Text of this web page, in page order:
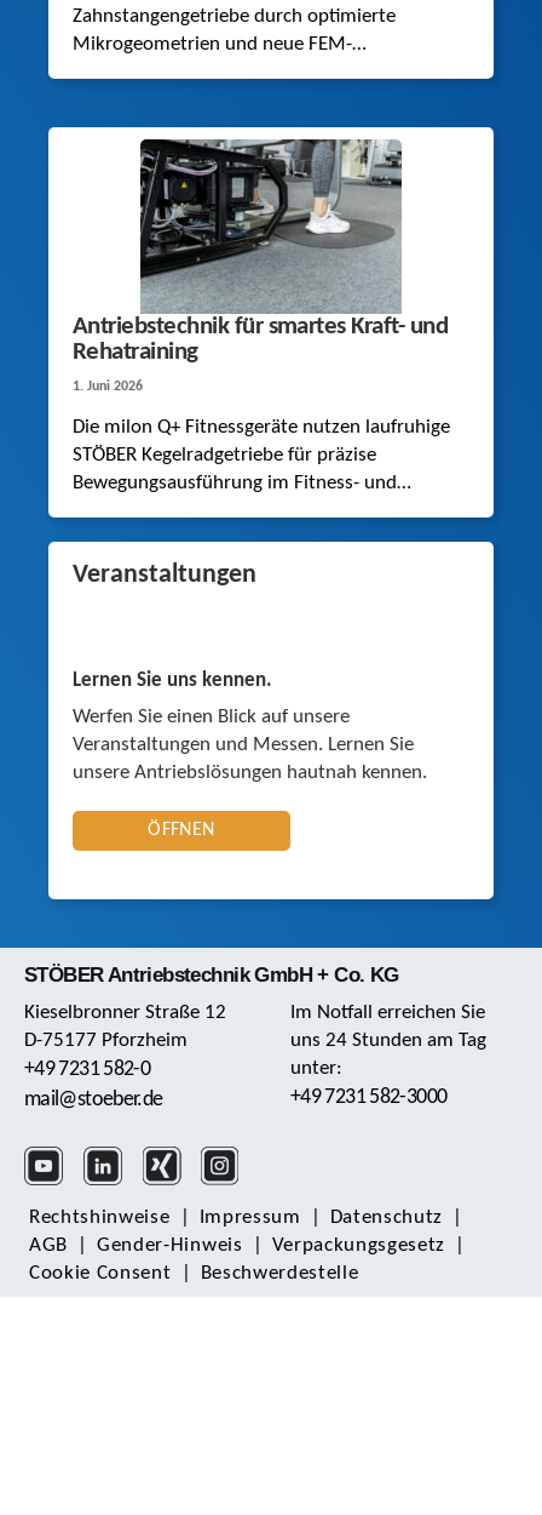
Zahnstangengetriebe durch optimierte
Mikrogeometrien und neue FEM-
Antriebstechnik für smartes Kraft- und
Rehatraining
1. Juni 2026
Die milon Q+ Fitnessgeräte nutzen laufruhige
STÖBER Kegelradgetriebe für präzise
Bewegungsausführung im Fitness- und
Veranstaltungen
Lernen Sie uns kennen.
Werfen Sie einen Blick auf unsere
Veranstaltungen und Messen. Lernen Sie
unsere Antriebslösungen hautnah kennen.
ÖFFNEN
STÖBER Antriebstechnik GmbH + Co. KG
Kieselbronner Straße 12
D-75177 Pforzheim
+49 7231 582-0
mail@stoeber.de
Im Notfall erreichen Sie
uns 24 Stunden am Tag
unter:
+49 7231 582-3000
Rechts­hinweise Impressum Daten­schutz
AGB
Gender-Hinweis Verpackungsgesetz
Cookie Consent
Beschwerdestelle